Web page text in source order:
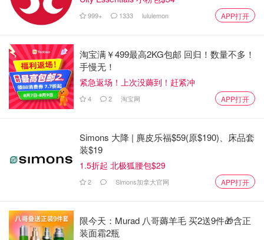
Body Blitz King East
Body Blitz King East这家水疗中心位于 King East和
999+ 1333 lululemon APP打开
淘宝满￥499最高2KG包邮 回归！数量不多！
手慢无！
紧急返场！上次没薅到！赶紧冲
4 2 淘宝网 APP打开
Simons 大降 | 麂皮乐福$59(原$190)、床品套
装$19
1.5折起 北极狐腰包$29
2 Simons加拿大官网 APP打开
限今天：Murad 八哥薅羊毛 买2送9件🎁含正
装面霜2瓶